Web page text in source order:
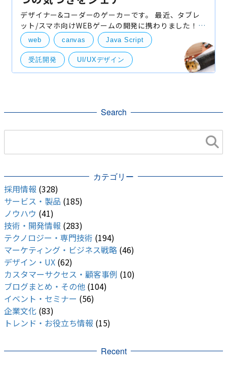
デザイナー&コーダーのゲーカーです。 最近、タブレ
ット/スマホ向けWEBゲームの開発に携わりました！
デザインを作成したり、開発担当が詰まったときには
一緒にウンウン唸ってバグの原因を探ったり、テスト
を
web canvas Java Script
受託開発 UI/UXデザイン
Search
カテゴリー
採用情報 (328)
サービス・製品 (185)
ノウハウ (41)
技術・開発情報 (283)
テクノロジー・専門技術 (194)
マーケティング・ビジネス戦略 (46)
デザイン・UX (62)
カスタマーサクセス・顧客事例 (10)
ブログまとめ・その他 (104)
イベント・セミナー (56)
企業文化 (83)
トレンド・お役立ち情報 (15)
Recent